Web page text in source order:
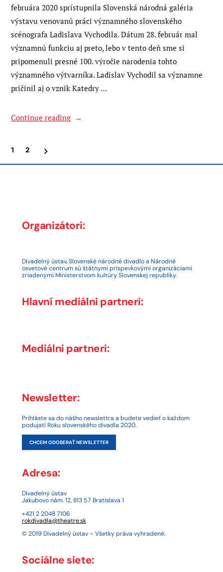
februára 2020 sprístupnila Slovenská národná galéria
výstavu venovanú práci významného slovenského
scénografa Ladislava Vychodila. Dátum 28. február mal
významnú funkciu aj preto, lebo v tento deň sme si
pripomenuli presné 100. výročie narodenia tohto
významného výtvarníka. Ladislav Vychodil sa významne
pričinil aj o vznik Katedry …
Continue reading“LV
Posts
pagination
1 2
Organizátori:
Divadelný ústav, Slovenské národné divadlo a Národné
osvetové centrum sú štátnymi príspevkovými organizáciami
zriadenými Ministerstvom kultúry Slovenskej republiky.
Hlavní mediálni partneri:
Mediálni partneri:
Newsletter:
Prihláste sa do nášho newslettra a budete vedieť o každom
podujatí Roku slovenského divadla 2020.
CHCEM ODOBERAŤ NEWSLETTER
Adresa:
Divadelný ústav
Jakubovo nám. 12, 813 57 Bratislava 1
+421 2 2048 7106
rokdivadla@theatre.sk
© 2019 Divadelný ústav – Všetky práva vyhradené.
Sociálne siete: